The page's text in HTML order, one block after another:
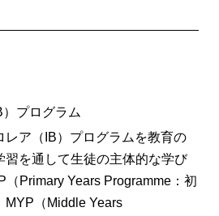
プログラム
レア（IB）プログラムを教育の
習を通して生徒の主体的な学び
（Primary Years Programme：初
MYP（Middle Years